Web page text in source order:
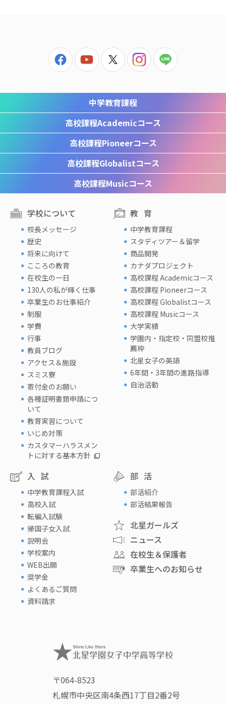
中学教育課程
高校課程Academicコース
高校課程Pioneerコース
高校課程Globalistコース
高校課程Musicコース
学校について
校長メッセージ
歴史
将来に向けて
こころの教育
在校生の一日
130人の私が輝く仕事
卒業生のお仕事紹介
制服
学費
行事
教員ブログ
アクセス＆施設
スミス寮
寄付金のお願い
各種証明書類申請につ
いて
教育実習について
いじめ対策
カスタマーハラスメン
トに対する基本方針
教育
中学教育課程
スタディツアー＆留学
商品開発
カナダプロジェクト
高校課程 Academicコース
高校課程 Pioneerコース
高校課程 Globalistコース
高校課程 Musicコース
大学実績
学園内・指定校・同盟校推
薦枠
北星女子の英語
6年間・3年間の進路指導
自治活動
入試
中学教育課程入試
高校入試
転編入試験
帰国子女入試
説明会
学校案内
WEB出願
奨学金
よくあるご質問
資料請求
部活
部活紹介
部活結果報告
北星ガールズ
ニュース
在校生＆保護者
卒業生へのお知らせ
〒064-8523
札幌市中央区南4条西17丁目2番2号